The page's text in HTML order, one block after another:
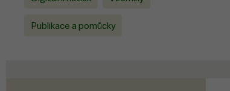
Publikace a pomůcky